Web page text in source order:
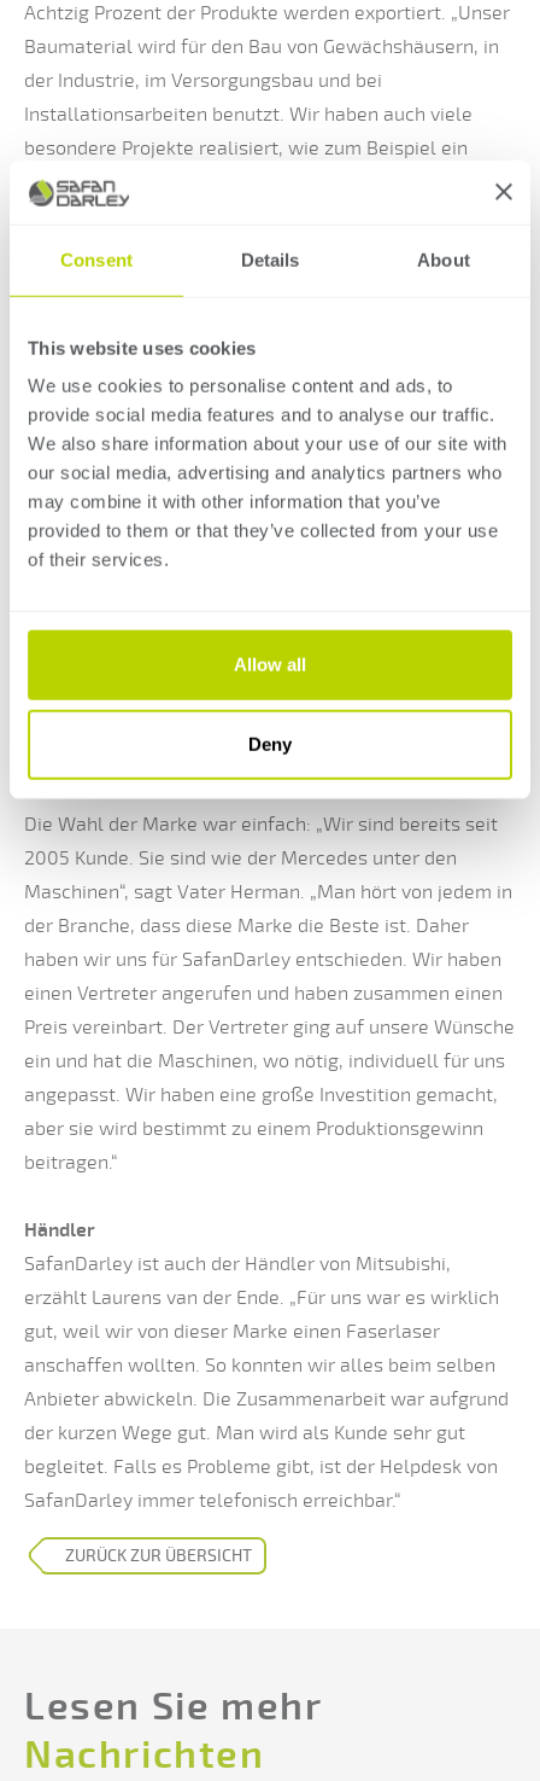
Consent Details About
This website uses cookies
We use cookies to personalise content and ads, to
provide social media features and to analyse our traffic.
We also share information about your use of our site with
our social media, advertising and analytics partners who
may combine it with other information that you’ve
provided to them or that they’ve collected from your use
of their services.
Allow all
Deny
Achtzig Prozent der Produkte werden exportiert. „Unser
Baumaterial wird für den Bau von Gewächshäusern, in
der Industrie, im Versorgungsbau und bei
Installationsarbeiten benutzt. Wir haben auch viele
besondere Projekte realisiert, wie zum Beispiel ein
großes Aluminium-Logo für die MTV Awards, große
Aluminium-Pflanzenmauer in Kopenhagen. Die Produkte
Software
Für die steigende Produktion wurden gute Maschinen
benötigt. „Wir hatten zwei alte und eine neue
Abkantpresse, die drei Meter breit war. Diese haben wir
gegen eine neue mit einer Breite von vier Metern
eingetauscht, weil sie für einen Auftrag benötigt wurde.
Brake 100T - 3100 und E-Brake 200T gekauft. Auf allen
Die Wahl der Marke war einfach: „Wir sind bereits seit
2005 Kunde. Sie sind wie der Mercedes unter den
Maschinen“, sagt Vater Herman. „Man hört von jedem in
der Branche, dass diese Marke die Beste ist. Daher
haben wir uns für SafanDarley entschieden. Wir haben
einen Vertreter angerufen und haben zusammen einen
Preis vereinbart. Der Vertreter ging auf unsere Wünsche
ein und hat die Maschinen, wo nötig, individuell für uns
angepasst. Wir haben eine große Investition gemacht,
aber sie wird bestimmt zu einem Produktionsgewinn
beitragen.“
Händler
SafanDarley ist auch der Händler von Mitsubishi,
erzählt Laurens van der Ende. „Für uns war es wirklich
gut, weil wir von dieser Marke einen Faserlaser
anschaffen wollten. So konnten wir alles beim selben
Anbieter abwickeln. Die Zusammenarbeit war aufgrund
der kurzen Wege gut. Man wird als Kunde sehr gut
begleitet. Falls es Probleme gibt, ist der Helpdesk von
SafanDarley immer telefonisch erreichbar.“
ZURÜCK ZUR ÜBERSICHT
Lesen Sie mehr
Nachrichten